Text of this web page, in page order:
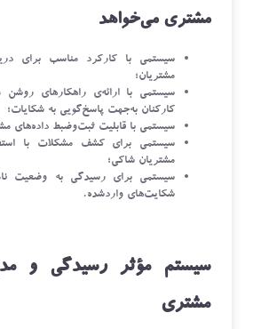
مشتری می‌خواهد
سیستمی با کارکرد مناسب برای
مشتریان؛
سیستمی با ارائه‌ی راهکارهای روشن
کارکنان به‌جهت پاسخ‌گویی به شکایات؛
سیستمی با قابلیت ثبت‌وضبط داده‌های
سیستمی برای کشف مشکلات با
مشتریان شاکی؛
سیستمی برای رسیدگی به وضعیت
شکایت‌های واردشده.
سیستم مؤثر رسیدگی و
مشتری